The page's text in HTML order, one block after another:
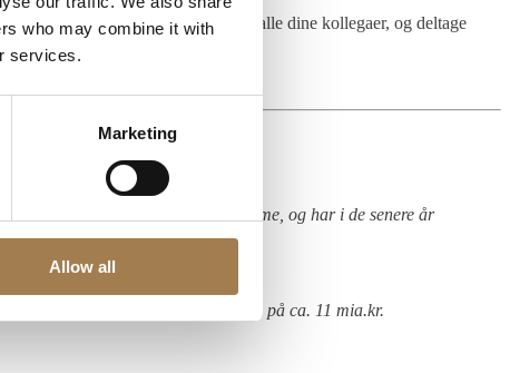
who may combine it with
services.
Marketing
Allow all
Du vil arbejde tæt sammen med alle dine kollegaer, og deltage
og kontor-/forretningsejendomme, og har i de senere år
og repræsenterer en værdi på ca. 11 mia.kr.